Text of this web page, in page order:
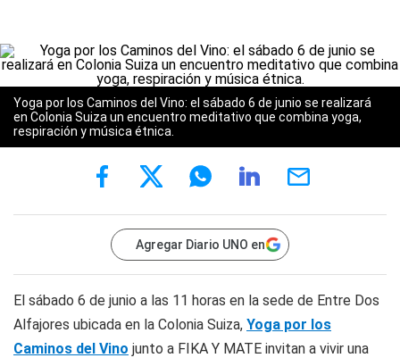
Yoga por los Caminos del Vino: el sábado 6 de junio se realizará
en Colonia Suiza un encuentro meditativo que combina yoga,
respiración y música étnica.
Agregar Diario UNO en
El sábado 6 de junio a las 11 horas en la sede de Entre Dos
Alfajores ubicada en la Colonia Suiza, Yoga por los
Caminos del Vino junto a FIKA Y MATE invitan a vivir una